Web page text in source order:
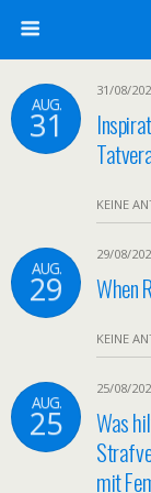
AUG.
31
31/08/
KEINE
AUG.
29
29/08/
When
KEINE
AUG.
25
25/08/
Was
mit